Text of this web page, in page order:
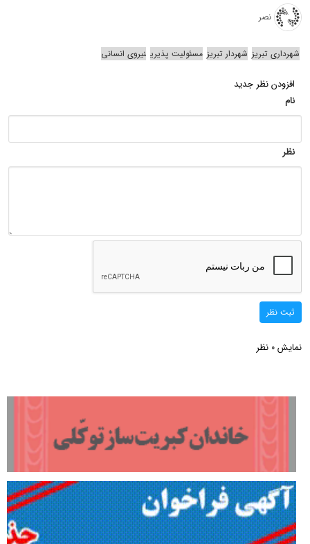
نصر
شهرداری تبریز شهردار تبریز مسئولیت پذیری نیروی انسانی
افزودن نظر جدید
نام
نظر
ثبت نظر
نمایش 0 نظر